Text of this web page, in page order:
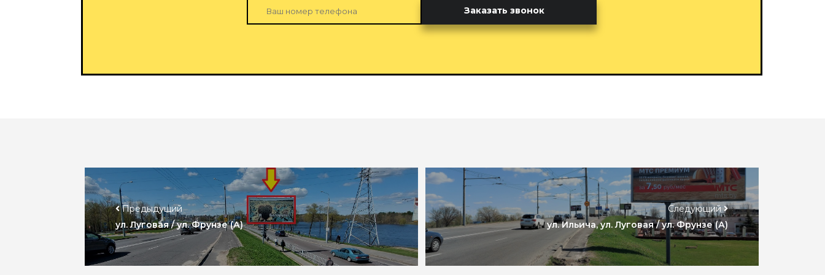
Заказать звонок
Предыдущий
ул. Луговая / ул. Фрунзе (А)
Следующий
ул. Ильича, ул. Луговая / ул. Фрунзе (А)